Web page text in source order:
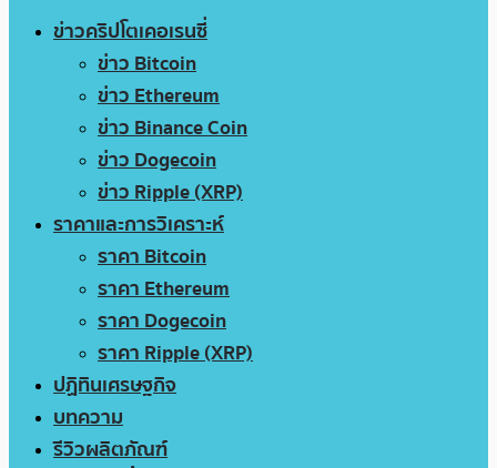
ข่าวคริปโตเคอเรนซี่
ข่าว Bitcoin
ข่าว Ethereum
ข่าว Binance Coin
ข่าว Dogecoin
ข่าว Ripple (XRP)
ราคาและการวิเคราะห์
ราคา Bitcoin
ราคา Ethereum
ราคา Dogecoin
ราคา Ripple (XRP)
ปฏิทินเศรษฐกิจ
บทความ
รีวิวผลิตภัณฑ์